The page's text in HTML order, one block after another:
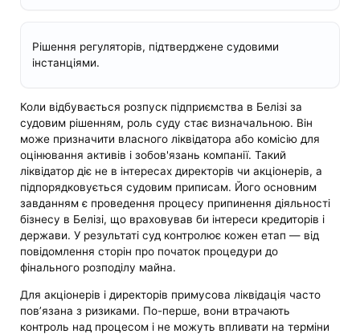
Рішення регуляторів, підтверджене судовими
інстанціями.
Коли відбувається розпуск підприємства в Белізі за
судовим рішенням, роль суду стає визначальною. Він
може призначити власного ліквідатора або комісію для
оцінювання активів і зобов'язань компанії. Такий
ліквідатор діє не в інтересах директорів чи акціонерів, а
підпорядковується судовим приписам. Його основним
завданням є проведення процесу припинення діяльності
бізнесу в Белізі, що враховував би інтереси кредиторів і
держави. У результаті суд контролює кожен етап — від
повідомлення сторін про початок процедури до
фінального розподілу майна.
Для акціонерів і директорів примусова ліквідація часто
пов’язана з ризиками. По-перше, вони втрачають
контроль над процесом і не можуть впливати на терміни